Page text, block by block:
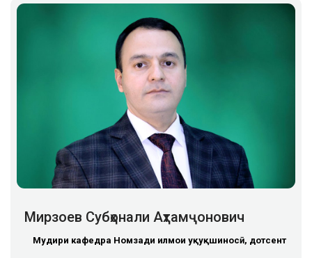
Мирзоев Субҳонали Аҳтамҷонович
Мудири кафедра Номзади илмҳои ҳуқуқшиносӣ, дотсент